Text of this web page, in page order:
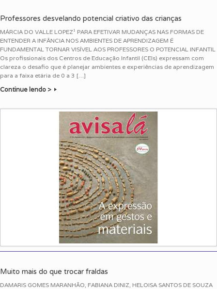
Professores desvelando potencial criativo das crianças
MÁRCIA DO VALLE LOPEZ¹ PARA EFETIVAR MUDANÇAS NAS FORMAS DE
ENTENDER A INFÂNCIA NOS AMBIENTES DE APRENDIZAGEM É
FUNDAMENTAL TORNAR VISÍVEL AOS PROFESSORES O POTENCIAL INFANTIL
Os profissionais dos Centros de Educação Infantil (CEIs) expressam com
clareza o desafio que é planejar ambientes e experiências de aprendizagem
para a faixa etária de 0 a 3 […]
Continue lendo >
Muito mais do que trocar fraldas
DAMARIS GOMES MARANHÃO, FABIANA DINIZ, HELOISA SANTOS DE SOUZA